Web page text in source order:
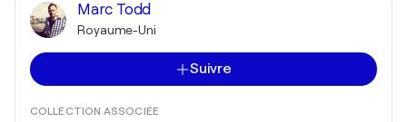
Marc Todd
Royaume-Uni
Suivre
COLLECTION ASSOCIÉE